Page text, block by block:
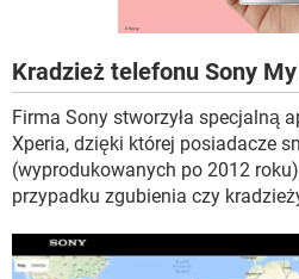
Kradzież telefonu Sony
Firma Sony stworzyła specjalną
Xperia, dzięki której posiadacze
(wyprodukowanych po 2012
przypadku zgubienia czy